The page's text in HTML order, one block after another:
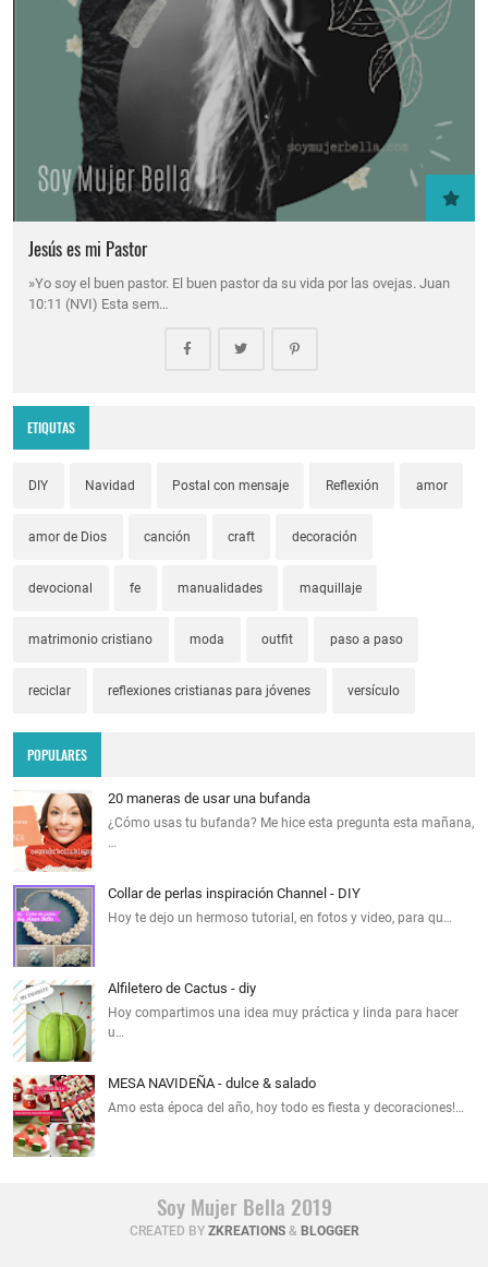
Jesús es mi Pastor
»Yo soy el buen pastor. El buen pastor da su vida por las ovejas. Juan
10:11 (NVI) Esta sem…
ETIQUTAS
DIY Navidad Postal con mensaje Reflexión amor
amor de Dios canción craft decoración
devocional fe manualidades maquillaje
matrimonio cristiano moda outfit paso a paso
reciclar reflexiones cristianas para jóvenes versículo
POPULARES
20 maneras de usar una bufanda
¿Cómo usas tu bufanda? Me hice esta pregunta esta mañana,
…
Collar de perlas inspiración Channel - DIY
Hoy te dejo un hermoso tutorial, en fotos y video, para qu…
Alfiletero de Cactus - diy
Hoy compartimos una idea muy práctica y linda para hacer
u…
MESA NAVIDEÑA - dulce & salado
Amo esta época del año, hoy todo es fiesta y decoraciones!…
Soy Mujer Bella 2019
CREATED BY ZKREATIONS& BLOGGER